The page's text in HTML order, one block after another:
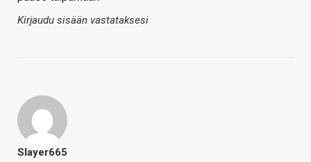
Kirjaudu sisään vastataksesi
Slayer665